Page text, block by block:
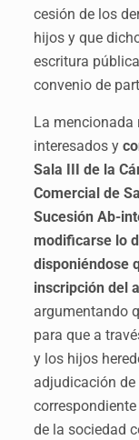
cesión de los
hijos y que
escritura
convenio de
La mencionada
interesados y
Sala III de la
Comercial de
Sucesión Ab-
modificarse lo
disponiéndose
inscripción del
argumentando
para que a
y los hijos
adjudicación
de la sociedad